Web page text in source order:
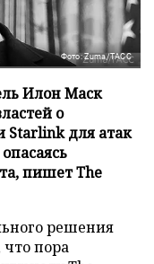
Фото: Zuma/ТАСС
Илон Маск
о
Starlink для атак
пишет The
решения
что пора